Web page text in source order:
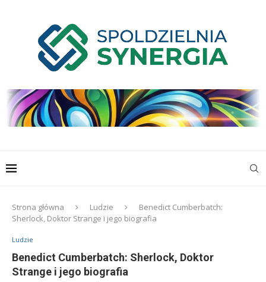
Strona główna Ludzie
Benedict Cumberbatch:
Sherlock, Doktor Strange i jego biografia
Ludzie
Benedict Cumberbatch: Sherlock, Doktor
Strange i jego biografia